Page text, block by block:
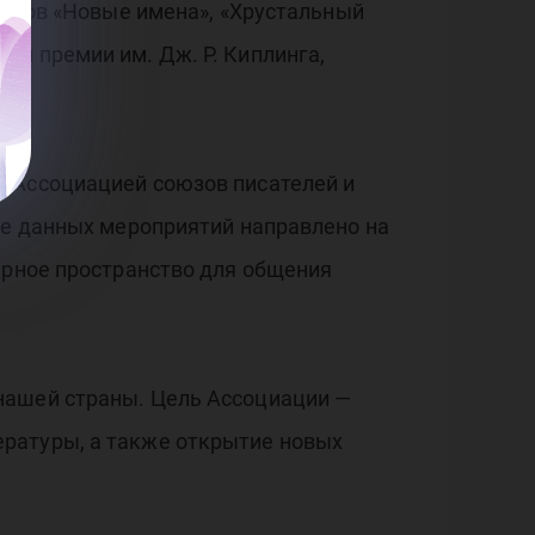
«Новые имена», «Хрустальный
премии им. Дж. Р. Киплинга,
союзов писателей и
данных мероприятий направлено на
пространство для общения
страны. Цель Ассоциации —
а также открытие новых